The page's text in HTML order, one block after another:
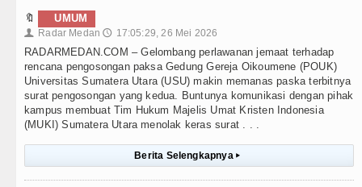
🔖 UMUM
👤 Radar Medan 🕔 17:05:29, 26 Mei 2026
RADARMEDAN.COM – Gelombang perlawanan jemaat terhadap
rencana pengosongan paksa Gedung Gereja Oikoumene (POUK)
Universitas Sumatera Utara (USU) makin memanas paska terbitnya
surat pengosongan yang kedua. Buntunya komunikasi dengan pihak
kampus membuat Tim Hukum Majelis Umat Kristen Indonesia
(MUKI) Sumatera Utara menolak keras surat . . .
Berita Selengkapnya ▸